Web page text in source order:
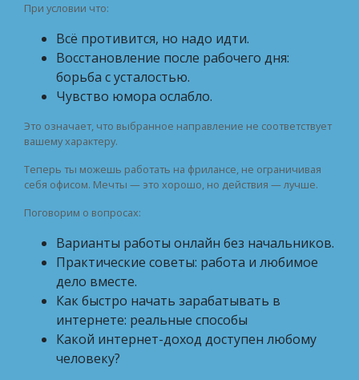
При условии что:
Всё противится, но надо идти.
Восстановление после рабочего дня:
борьба с усталостью.
Чувство юмора ослабло.
Это означает, что выбранное направление не соответствует
вашему характеру.
Теперь ты можешь работать на фрилансе, не ограничивая
себя офисом. Мечты — это хорошо, но действия — лучше.
Поговорим о вопросах:
Варианты работы онлайн без начальников.
Практические советы: работа и любимое
дело вместе.
Как быстро начать зарабатывать в
интернете: реальные способы
Какой интернет-доход доступен любому
человеку?